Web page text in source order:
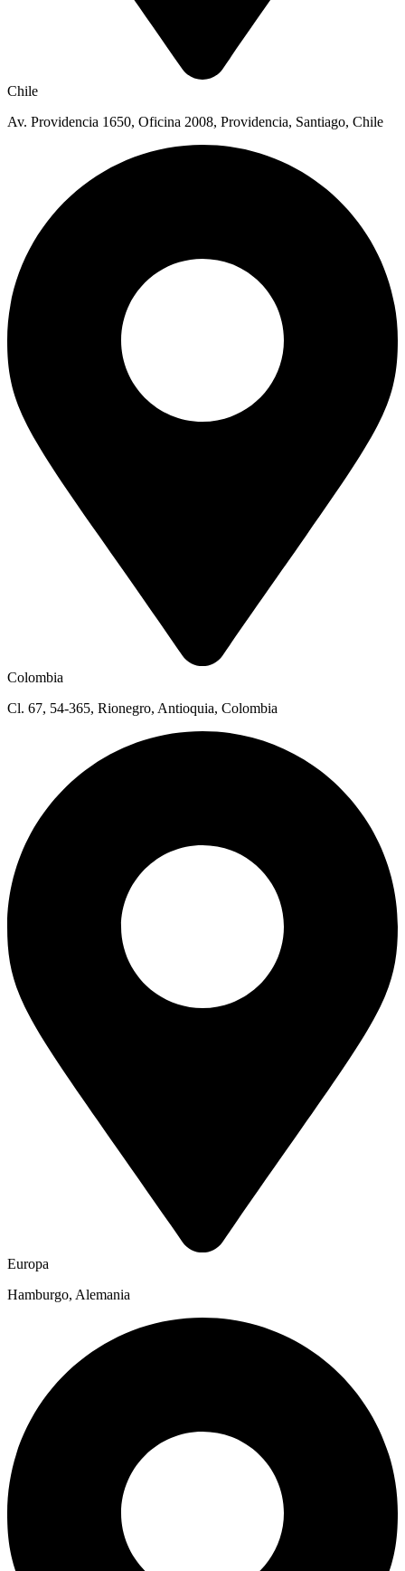
Chile
Av. Providencia 1650, Oficina 2008, Providencia, Santiago, Chile
Colombia
Cl. 67, 54-365, Rionegro, Antioquia, Colombia
Europa
Hamburgo, Alemania